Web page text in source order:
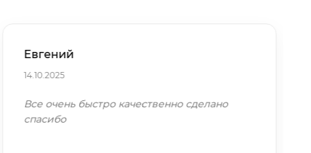
Евгений
14.10.2025
Все очень быстро качественно сделано
спасибо